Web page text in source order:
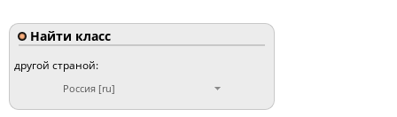
Найти класс
другой страной:
Россия [ru]